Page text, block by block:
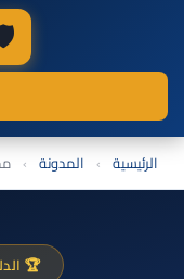
الرئيسية › المدونة ›
🏆